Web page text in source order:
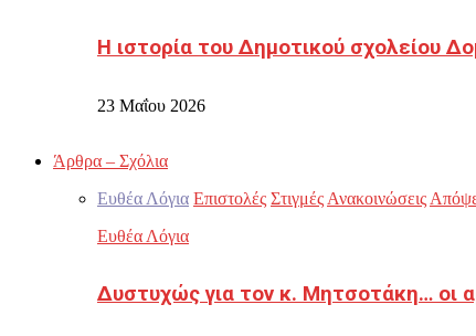
Η ιστορία του Δημοτικού σχολείου
23 Μαΐου 2026
Άρθρα – Σχόλια
Ευθέα Λόγια Επιστολές Στιγμές Ανακοινώσεις
Ευθέα Λόγια
Δυστυχώς για τον κ. Μητσοτάκη… οι